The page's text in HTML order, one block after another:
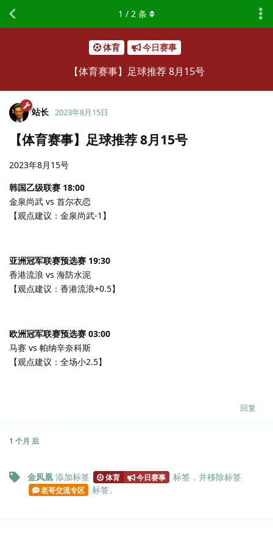
体育 今日赛事
【体育赛事】足球推荐 8月15号
1 / 2 条
站长 2023年8月15日
【体育赛事】足球推荐 8月15号
2023年8月15号
韩国乙级联赛 18:00
金泉尚武 vs 首尔衣恋
【观点建议：金泉尚武-1】
亚洲冠军联赛预选赛 19:30
香港流浪 vs 海防水泥
【观点建议：香港流浪+0.5】
欧洲冠军联赛预选赛 03:00
马赛 vs 帕纳辛奈科斯
【观点建议：全场小2.5】
回复
1 个月 后
金凤凰 添加标签 体育 今日赛事 标签，并移除标签
老哥交流专区 标签。